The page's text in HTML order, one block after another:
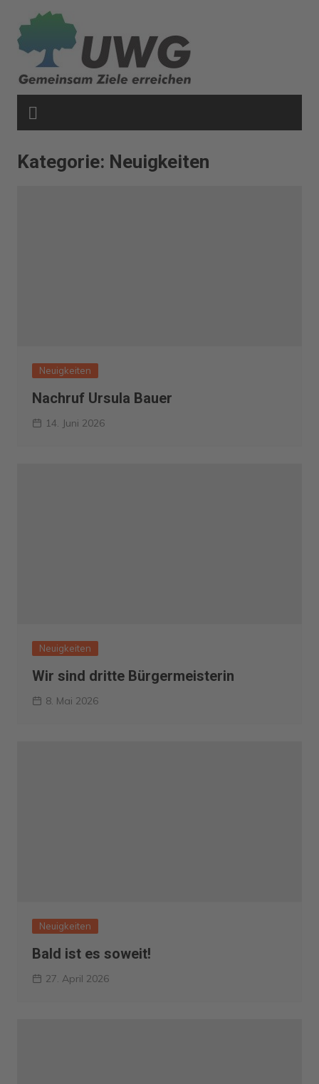
Inhalt
springen
Kategorie: Neuigkeiten
Neuigkeiten
Nachruf Ursula Bauer
14. Juni 2026
Neuigkeiten
Wir sind dritte Bürgermeisterin
8. Mai 2026
Neuigkeiten
Bald ist es soweit!
27. April 2026